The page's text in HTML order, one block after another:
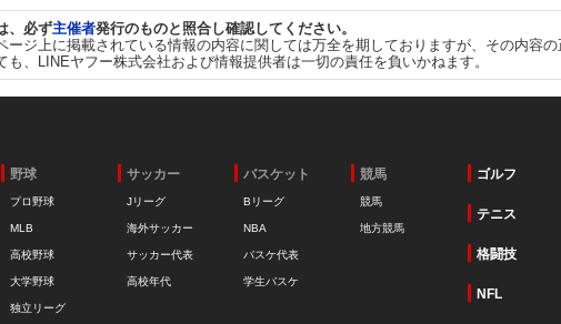
、必ず主催者発行のものと照合し確認してください。
ージ上に掲載されている情報の内容に関しては万全を期しておりますが、その内容
、LINEヤフー株式会社および情報提供者は一切の責任を負いかねます。
野球
プロ野球
MLB
高校野球
大学野球
独立リーグ
サッカー
Jリーグ
海外サッカー
サッカー代表
高校年代
バスケット
Bリーグ
NBA
バスケ代表
学生バスケ
競馬
競馬
地方競馬
ゴルフ
テニス
格闘技
NFL